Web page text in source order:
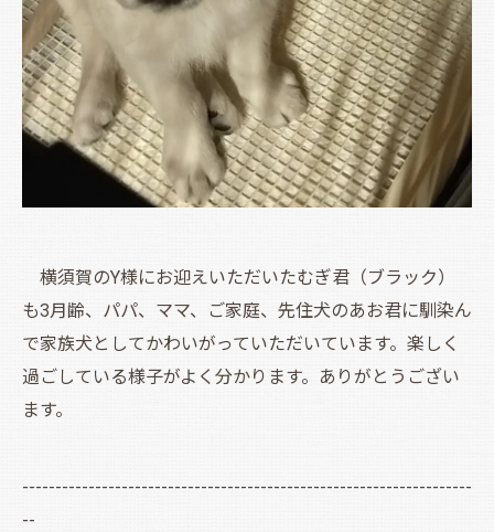
横須賀のY様にお迎えいただいたむぎ君（ブラック）
も3月齢、パパ、ママ、ご家庭、先住犬のあお君に馴染ん
で家族犬としてかわいがっていただいています。楽しく
過ごしている様子がよく分かります。ありがとうござい
ます。
--------------------------------------------------------------------
--